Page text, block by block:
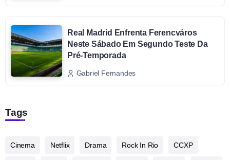
Real Madrid Enfrenta Ferencváros
Neste Sábado Em Segundo Teste Da
Pré-Temporada
Gabriel Fernandes
Tags
Cinema Netflix Drama Rock In Rio CCXP